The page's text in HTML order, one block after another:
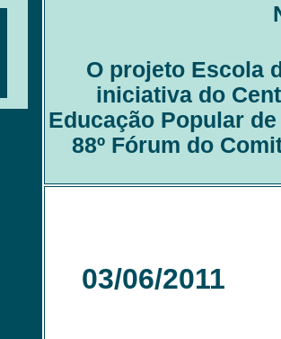
O projeto Escola
iniciativa do
Educação Popular
88º Fórum do
03/06/2011